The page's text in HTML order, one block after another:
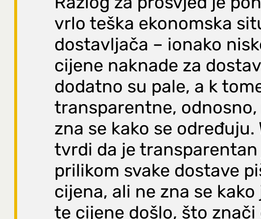
vrlo teška ekonomska
dostavljača – ionako
cijene naknade za
dodatno su pale, a k
transparentne, odnosno,
zna se kako se određuju.
tvrdi da je transparentan
prilikom svake dostave
cijena, ali ne zna se kako
te cijene došlo, što znači